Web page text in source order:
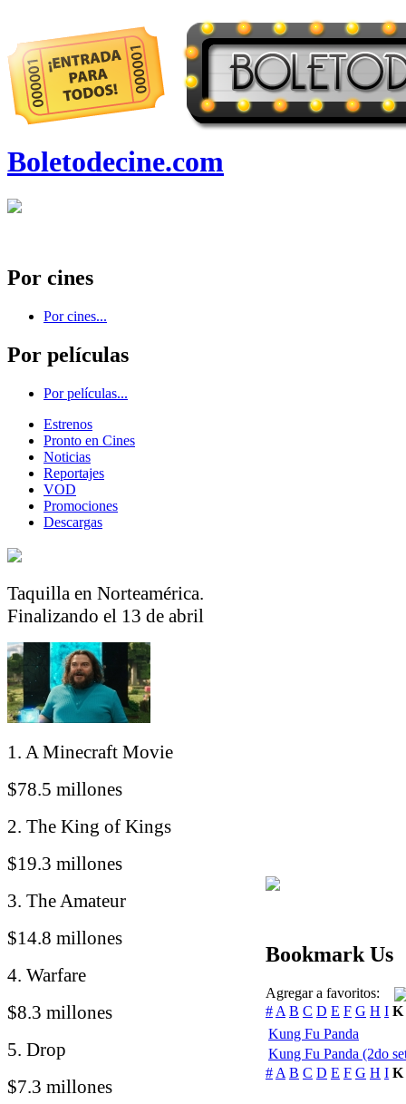
Boletodecine.com
Por cines
Por cines...
Por películas
Por películas...
Estrenos
Pronto en Cines
Noticias
Reportajes
VOD
Promociones
Descargas
Taquilla en Norteamérica.
Finalizando el 13 de abril
1. A Minecraft Movie
$78.5 millones
2. The King of Kings
$19.3 millones
3. The Amateur
$14.8 millones
4. Warfare
$8.3 millones
5. Drop
$7.3 millones
Bookmark Us
Agregar a favoritos:
# A B C D E F G H I K
Kung Fu Panda
Kung Fu Panda (2do
# A B C D E F G H I K